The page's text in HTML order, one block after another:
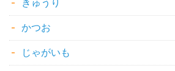
きゅうり
かつお
じゃがいも